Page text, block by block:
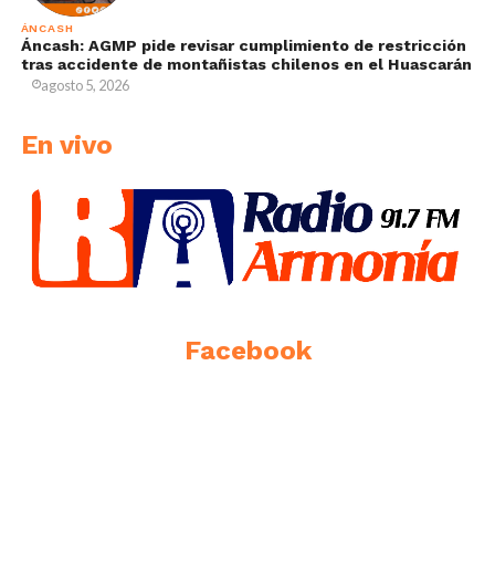
ÁNCASH
Áncash: AGMP pide revisar cumplimiento de restricción
tras accidente de montañistas chilenos en el Huascarán
agosto 5, 2026
En vivo
Facebook